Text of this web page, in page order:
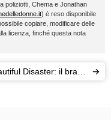
poliziotti, Chema e Jonathan
) è reso disponibile
copiare, modificare delle
licenza, finché questa nota
Disaster: il brano